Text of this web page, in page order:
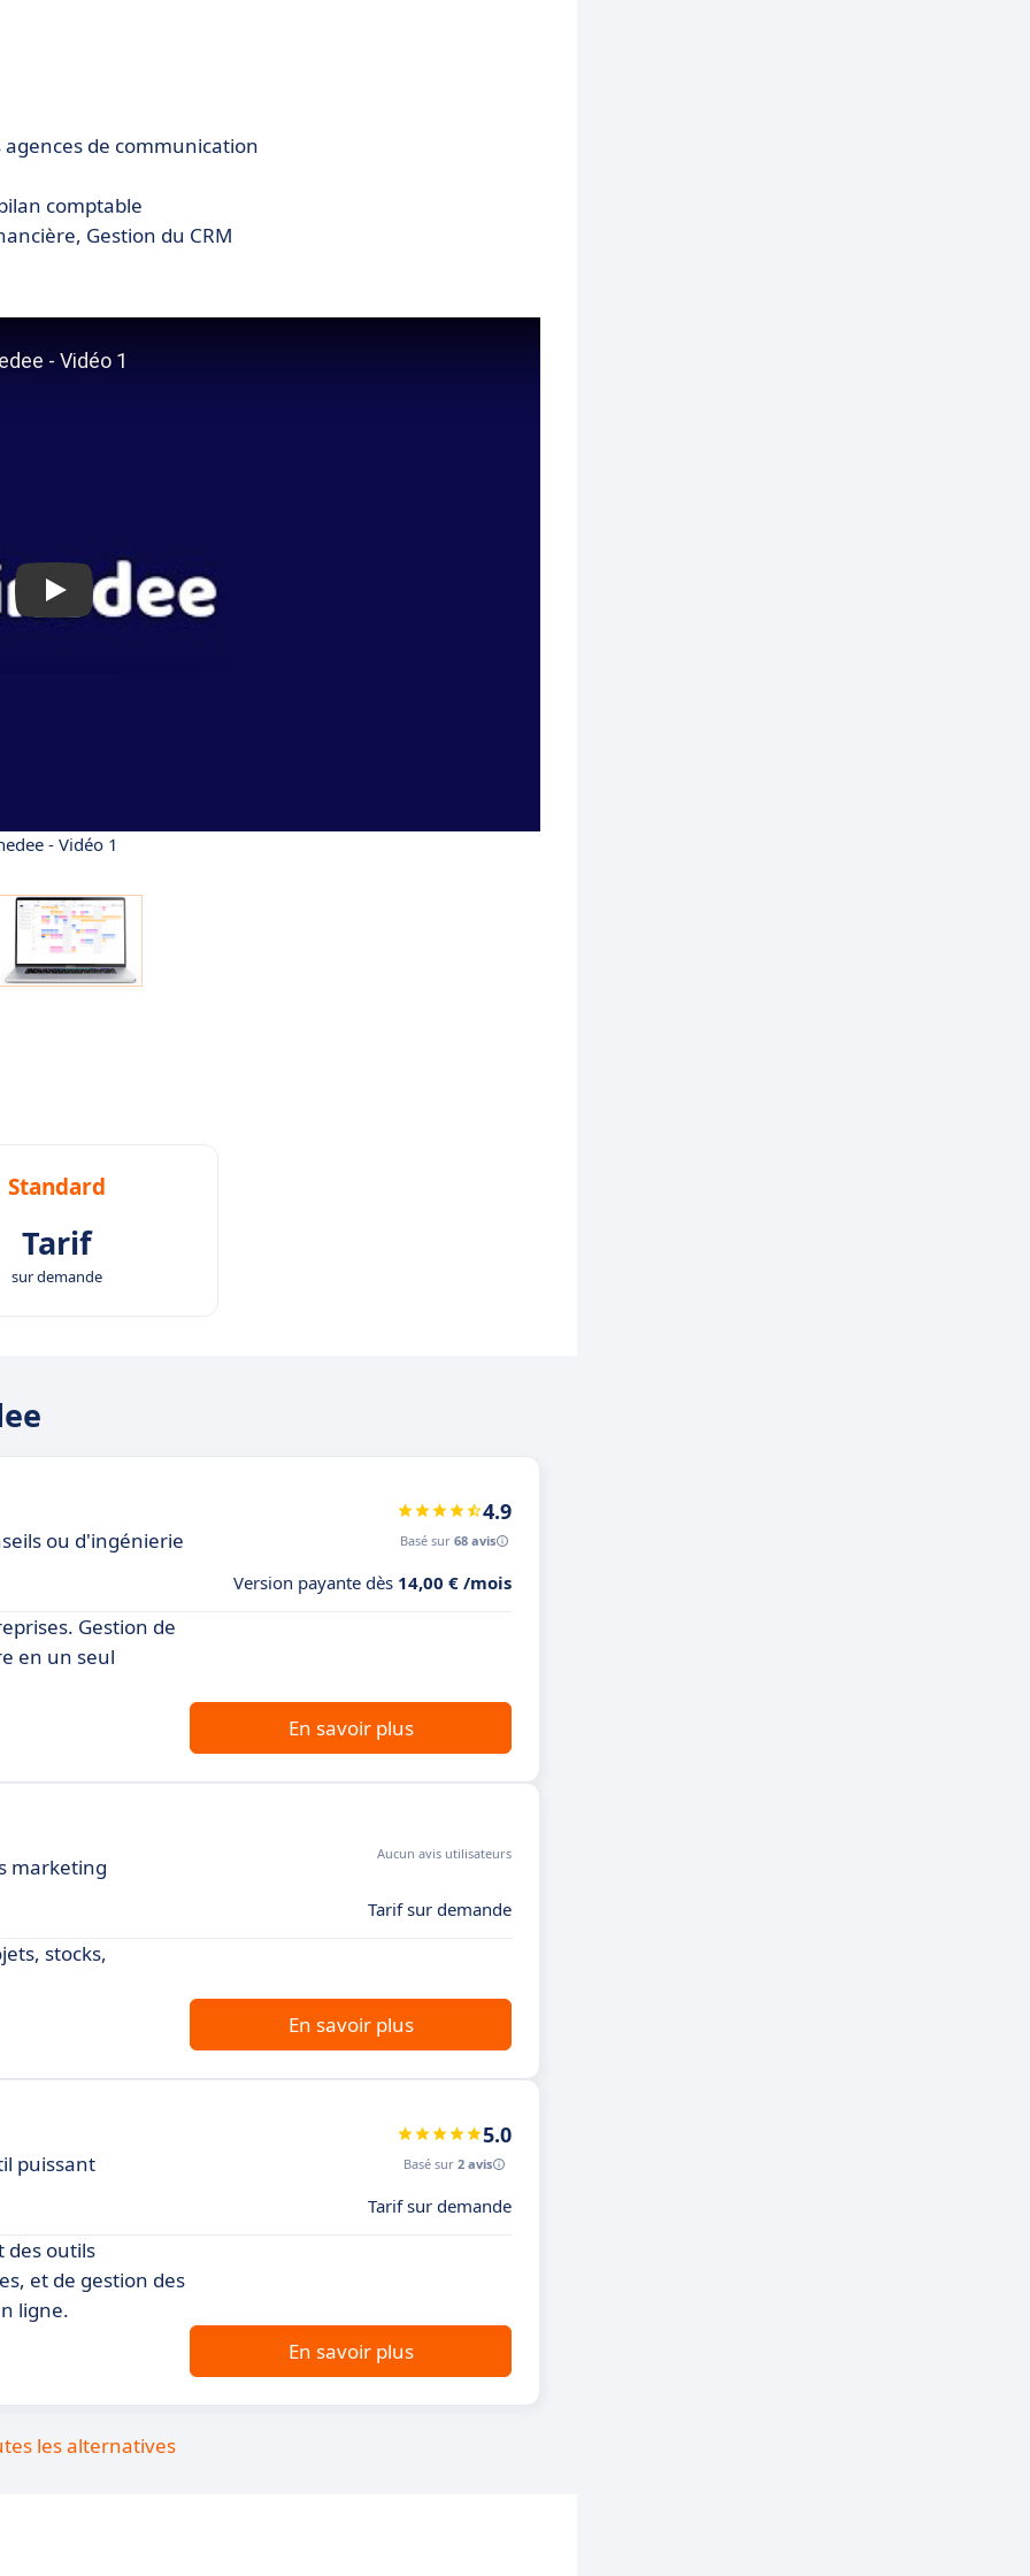
de communication
comptable
Gestion du CRM
- Vidéo 1
Standard
Tarif
sur demande
ou d'ingénierie
4.9
Basé sur 68 avis
Version payante dès 14,00 € /mois
Gestion de
en un seul
En savoir plus
marketing
Aucun avis utilisateurs
Tarif sur demande
stocks,
En savoir plus
puissant
5.0
Basé sur 2 avis
Tarif sur demande
outils
et de gestion des
ligne.
En savoir plus
les alternatives